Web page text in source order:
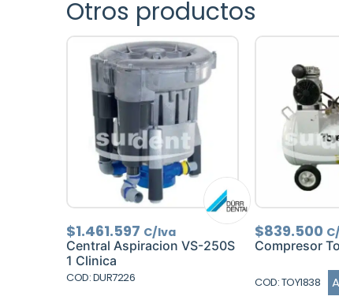
Otros productos
$1.461.597 C/Iva
Central Aspiracion VS-250S
1 Clinica
COD: DUR7226
$839.500
Compresor
COD: TOY1838